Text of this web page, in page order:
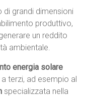
di grandi dimensioni
produttivo,
un reddito
ambientale.
energia solare
terzi, ad esempio al
specializzata nella